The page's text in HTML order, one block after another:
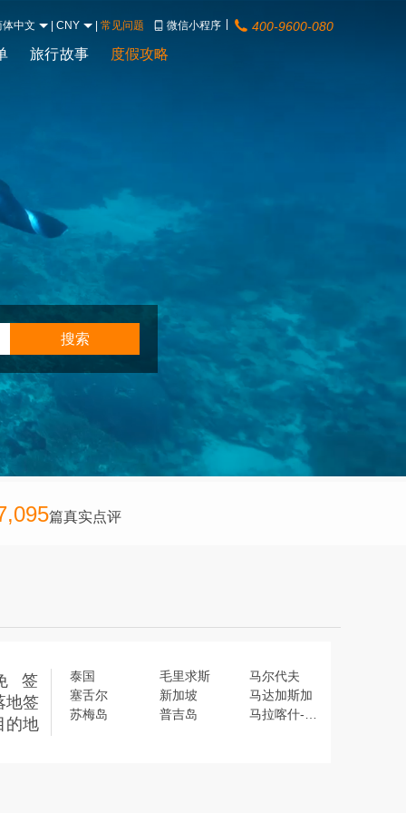
旅行故事 度假攻略
体中文 | CNY | 常见问题 400-9600-080
微信小程序
篇真实点评
签
地签
的地
泰国 毛里求斯
马尔代夫
塞舌尔
新加坡
马达加斯加
苏梅岛
普吉岛